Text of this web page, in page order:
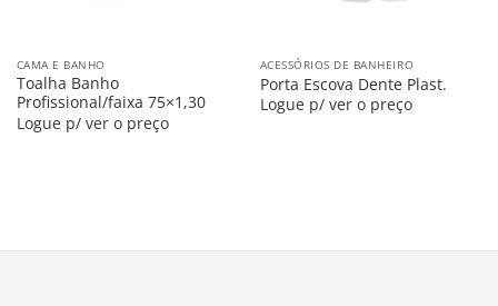
CAMA E BANHO
Toalha Banho
Profissional/faixa 75×1,30
Logue p/ ver o preço
ACESSÓRIOS DE BANHEIRO
Porta Escova Dente Plast.
Logue p/ ver o preço